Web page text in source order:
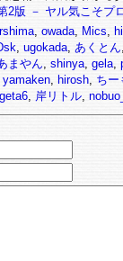
2版 － ヤル気こそプ
rshima, owada, Mics,
, ugokada, あくとん
まやん, shinya, gela,
yamaken, hirosh, ちー
geta6, 岸リトル,